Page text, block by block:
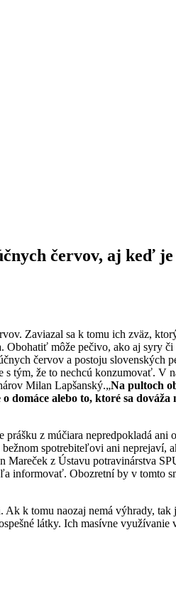
červov, aj keď je
Zaviazal sa k tomu ich zväz,
môže pečivo, ako aj syry
červov a postoju slovenských
tým, že to nechcú konzumovať.
Milan Lapšanský.„Na pultoch
domáce alebo to, ktoré sa dováža
z múčiara nepredpokladá
spotrebiteľovi ani neprejaví,
Mareček z Ústavu potravinárstva
informovať. Obozretní by v tomto
k tomu naozaj nemá výhrady,
látky. Ich masívne